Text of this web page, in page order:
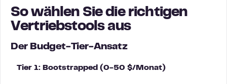
So wählen Sie die richtigen
Vertriebstools aus
Der Budget-Tier-Ansatz
Tier 1: Bootstrapped (0-50 $/Monat)